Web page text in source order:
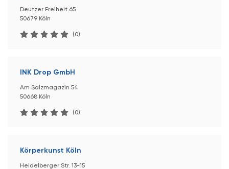
Deutzer Freiheit 65
50679 Köln
(0)
INK Drop GmbH
Am Salzmagazin 54
50668 Köln
(0)
Körperkunst Köln
Heidelberger Str. 13-15